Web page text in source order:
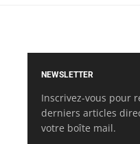
NEWSLETTER
Inscrivez-vous pour
derniers articles
votre boîte mail.